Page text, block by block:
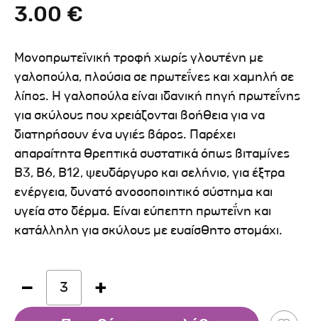
3.00 €
Μονοπρωτεϊνική τροφή χωρίς γλουτένη με
γαλοπούλα, πλούσια σε πρωτεΐνες και χαμηλή σε
λίπος. Η γαλοπούλα είναι ιδανική πηγή πρωτεΐνης
για σκύλους που χρειάζονται βοήθεια για να
διατηρήσουν ένα υγιές βάρος. Παρέχει
απαραίτητα θρεπτικά συστατικά όπως βιταμίνες
Β3, Β6, Β12, ψευδάργυρο και σελήνιο, για έξτρα
ενέργεια, δυνατό ανοσοποιητικό σύστημα και
υγεία στο δέρμα. Είναι εύπεπτη πρωτεΐνη και
κατάλληλη για σκύλους με ευαίσθητο στομάχι.
3